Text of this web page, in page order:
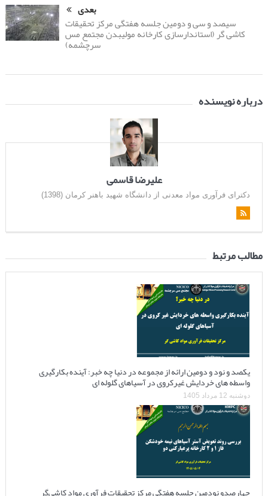
بعدی
سیصد و سی و دومین جلسه هفتگی مرکز تحقیقات
کاشی گر (استاندارسازی کارخانه مولیبدن مجتمع مس
سرچشمه)
درباره نویسنده
علیرضا قاسمی
دکترای فرآوری مواد معدنی از دانشگاه شهید باهنر کرمان (1398)
مطالب مرتبط
یکصد و نود و دومین ارائه از مجموعه در دنیا چه خبر: آینده بکارگیری
واسطه های خردایش غیرکروی در آسیاهای گلوله ای
دوشنبه 12 مرداد 1405
چهارصدو نودمین جلسه هفتگی مرکز تحقیقات فرآوری مواد کاشی‌گر